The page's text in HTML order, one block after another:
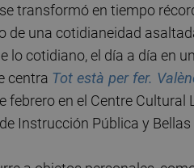
transformó en tiempo
de una cotidianeidad
lo cotidiano, el día a día en
centra Tot està per fer.
febrero en el Centre Cultural
Instrucción Pública y Bellas